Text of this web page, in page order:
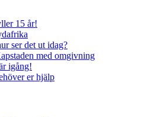
15 år!
ser det ut idag?
med omgivning
igång!
er hjälp